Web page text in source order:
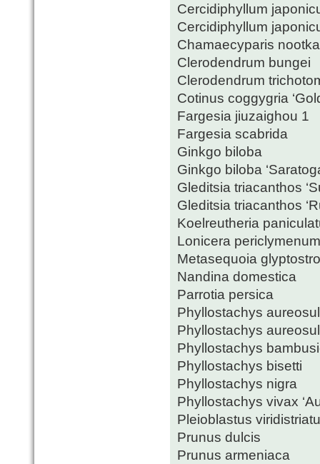
Cercidiphyllum
Cercidiphyllum
Chamaecyparis
Clerodendrum bungei
Clerodendrum
Cotinus coggygria
Fargesia jiuzaighou 1
Fargesia scabrida
Ginkgo biloba
Ginkgo biloba
Gleditsia triacanthos
Gleditsia triacanthos
Koelreutheria
Lonicera periclymenum
Metasequoia
Nandina domestica
Parrotia persica
Phyllostachys
Phyllostachys
Phyllostachys
Phyllostachys bisetti
Phyllostachys nigra
Phyllostachys vivax
Pleioblastus
Prunus dulcis
Prunus armeniaca